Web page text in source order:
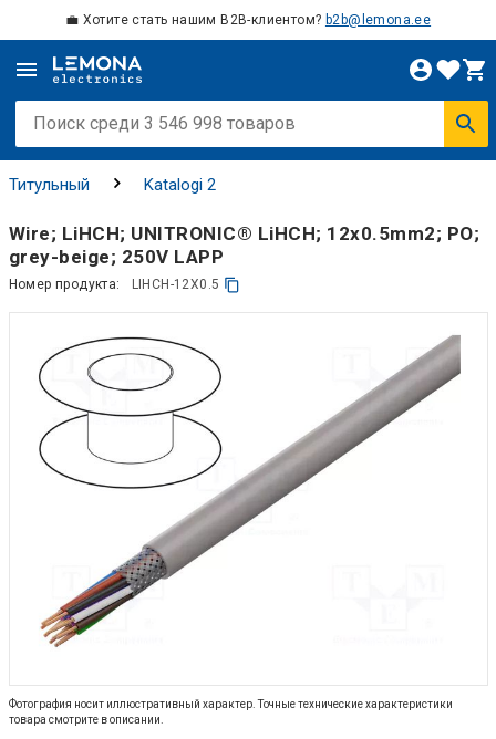
💼 Хотите стать нашим B2B-клиентом? b2b@lemona.ee
Титульный Katalogi 2
Wire; LiHCH; UNITRONIC® LiHCH; 12x0.5mm2; PO;
grey-beige; 250V LAPP
Номер продукта: LIHCH-12X0.5
Фотография носит иллюстративный характер. Точные технические характеристики
товара смотрите в описании.